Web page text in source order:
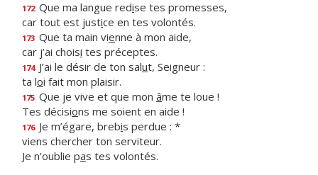
172 Que ma langue redise tes promesses,
car tout est justice en tes volontés.
173 Que ta main vienne à mon aide,
car j’ai choisi tes préceptes.
174 J’ai le désir de ton salut, Seigneur :
ta loi fait mon plaisir.
175 Que je vive et que mon âme te loue !
Tes décisions me soient en aide !
176 Je m’égare, brebis perdue : *
viens chercher ton serviteur.
Je n’oublie pas tes volontés.